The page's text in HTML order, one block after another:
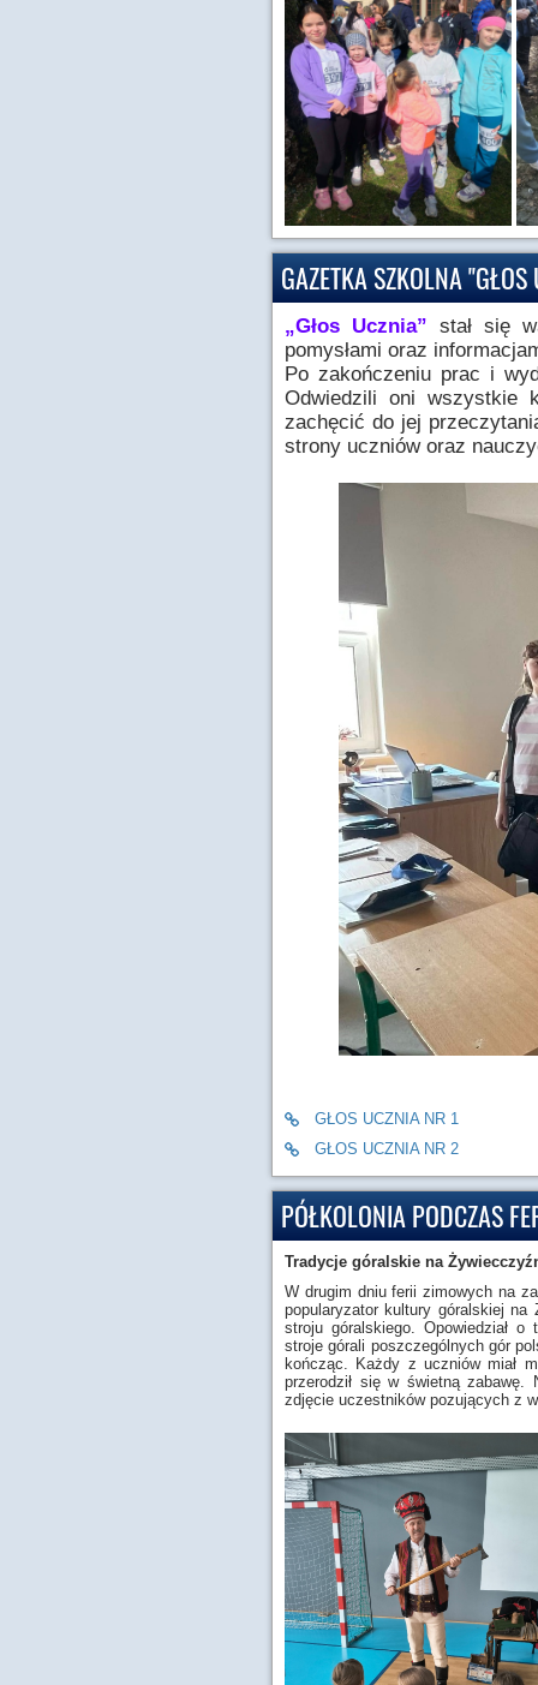
GAZETKA SZKOLNA "GŁOS
„Głos Ucznia” stał się
pomysłami oraz
Po zakończeniu prac i
Odwiedzili oni wszystkie
zachęcić do jej
strony uczniów oraz
GŁOS UCZNIA NR 1
GŁOS UCZNIA NR 2
PÓŁKOLONIA PODCZAS
Tradycje góralskie na
W drugim dniu ferii zimowych na
popularyzator kultury góralskiej
stroju góralskiego. Opowiedział
stroje górali poszczególnych gór
kończąc. Każdy z uczniów miał
przerodził się w świetną zabawę.
zdjęcie uczestników pozujących z